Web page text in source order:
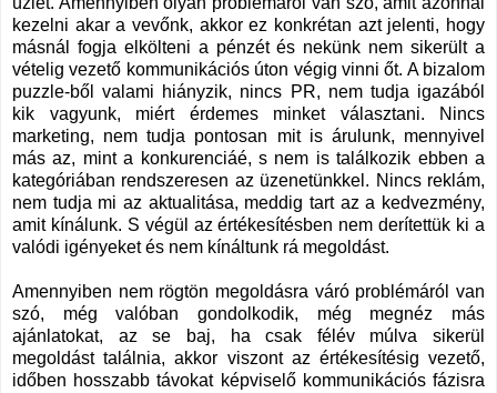
kezelni akar a vevőnk, akkor ez konkrétan azt jelenti, hogy
másnál fogja elkölteni a pénzét és nekünk nem sikerült a
vételig vezető kommunikációs úton végig vinni őt. A bizalom
puzzle-ből valami hiányzik, nincs PR, nem tudja igazából
kik vagyunk, miért érdemes minket választani. Nincs
marketing, nem tudja pontosan mit is árulunk, mennyivel
más az, mint a konkurenciáé, s nem is találkozik ebben a
kategóriában rendszeresen az üzenetünkkel. Nincs reklám,
nem tudja mi az aktualitása, meddig tart az a kedvezmény,
amit kínálunk. S végül az értékesítésben nem derítettük ki a
valódi igényeket és nem kínáltunk rá megoldást.
Amennyiben nem rögtön megoldásra váró problémáról van
szó, még valóban gondolkodik, még megnéz más
ajánlatokat, az se baj, ha csak félév múlva sikerül
megoldást találnia, akkor viszont az értékesítésig vezető,
időben hosszabb távokat képviselő kommunikációs fázisra